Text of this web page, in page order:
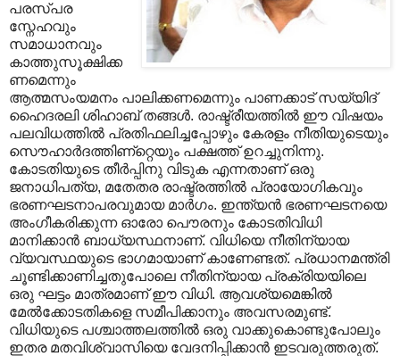
പരസ്പര
സ്നേഹവും
സമാധാനവും
കാത്തുസൂക്ഷിക്ക
ണമെന്നും
ആത്മസംയമനം പാലിക്കണമെന്നും പാണക്കാട് സയ്യിദ്‌
ഹൈദരലി ശിഹാബ്‌ തങ്ങള്‍. രാഷ്ട്രീയത്തില്‍ ഈ വിഷയം
പലവിധത്തില്‍ പ്രതിഫലിച്ചപ്പോഴും കേരളം നീതിയുടെയും
സൌഹാര്‍ദത്തിണ്റ്റെയും പക്ഷത്ത്‌ ഉറച്ചുനിന്നു.
കോടതിയുടെ തീര്‍പ്പിനു വിടുക എന്നതാണ്‌ ഒരു
ജനാധിപത്യ, മതേതര രാഷ്ട്രത്തില്‍ പ്രായോഗികവും
ഭരണഘടനാപരവുമായ മാര്‍ഗം. ഇന്ത്യന്‍ ഭരണഘടനയെ
അംഗീകരിക്കുന്ന ഓരോ പൌരനും കോടതിവിധി
മാനിക്കാന്‍ ബാധ്യസ്ഥനാണ്‌. വിധിയെ നീതിന്യായ
വ്യവസ്ഥയുടെ ഭാഗമായാണ്‌ കാണേണ്ടത്‌. പ്രധാനമന്ത്രി
ചൂണ്ടിക്കാണിച്ചതുപോലെ നീതിന്യായ പ്രക്രിയയിലെ
ഒരു ഘട്ടം മാത്രമാണ്‌ ഈ വിധി. ആവശ്യമെങ്കില്‍
മേല്‍ക്കോടതികളെ സമീപിക്കാനും അവസരമുണ്ട്‌.
വിധിയുടെ പശ്ചാത്തലത്തില്‍ ഒരു വാക്കുകൊണ്ടുപോലും
ഇതര മതവിശ്വാസിയെ വേദനിപ്പിക്കാന്‍ ഇടവരുത്തരുത്‌.